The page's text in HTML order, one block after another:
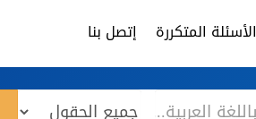
الأسئلة المتكررة إتصل بنا